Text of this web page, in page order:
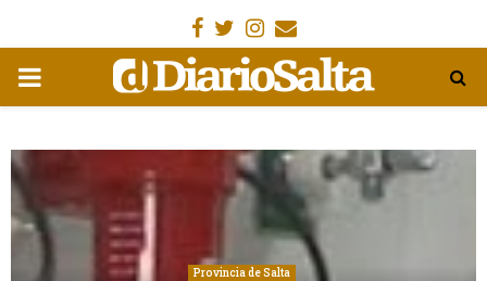
Facebook
Gorjeo
Instagram
Email
MENÚ
Provincia de Salta